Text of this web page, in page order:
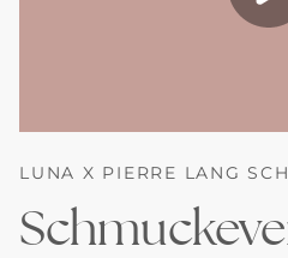
LUNA X PIERRE LANG